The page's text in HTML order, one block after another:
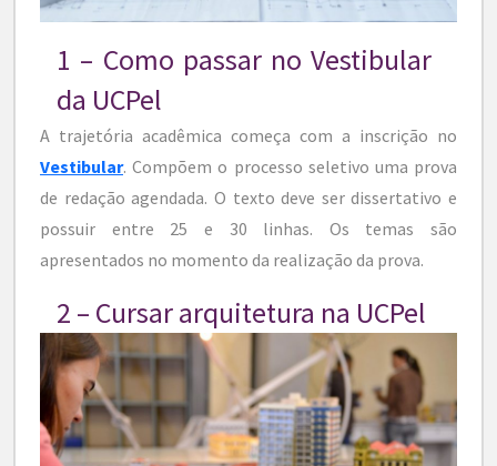
1 – Como passar no Vestibular
da UCPel
A trajetória acadêmica começa com a inscrição no
Vestibular. Compõem o processo seletivo uma prova
de redação agendada. O texto deve ser dissertativo e
possuir entre 25 e 30 linhas. Os temas são
apresentados no momento da realização da prova.
2 – Cursar arquitetura na UCPel